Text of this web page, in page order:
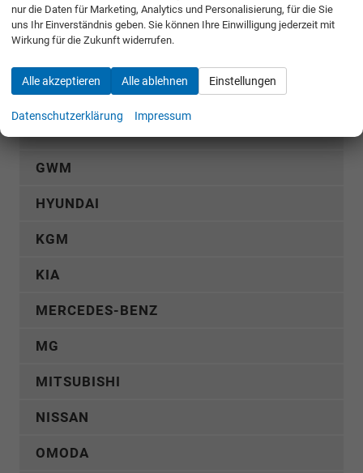
CUPRA
FIAT
GWM
HYUNDAI
KGM
KIA
MERCEDES-BENZ
MG
MITSUBISHI
NISSAN
OMODA
nur die Daten für Marketing, Analytics und Personalisierung, für die Sie
uns Ihr Einverständnis geben. Sie können Ihre Einwilligung jederzeit mit
Wirkung für die Zukunft widerrufen.
Alle akzeptieren Alle ablehnen Einstellungen
Datenschutzerklärung Impressum